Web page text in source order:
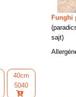
40cm
5040
Funghi
sajt)